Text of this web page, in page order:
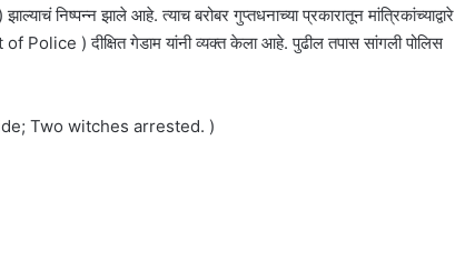
निष्पन्न झाले आहे. त्याच बरोबर गुप्तधनाच्या प्रकारातून मांत्रिकांच्याद्वारे
) दीक्षित गेडाम यांनी व्यक्त केला आहे. पुढील तपास सांगली पोलिस
Two witches arrested. )